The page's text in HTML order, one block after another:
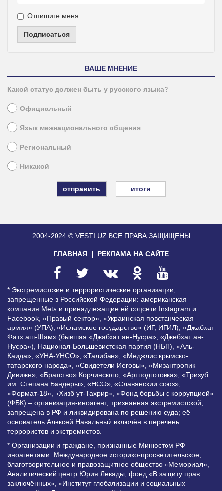
Отпишите меня
Подписаться
ВАШЕ МНЕНИЕ
Какой статус должен быть у русского языка?
Официальный
Язык межнационального общения
Региональный
Никакой
итоги
2004-2024 © VESTI.UZ ВСЕ ПРАВА ЗАЩИЩЕНЫ
ГЛАВНАЯ РЕКЛАМА НА САЙТЕ
* Экстремистские и террористические организации,
запрещенные в Российской Федерации: американская
компания Meta и принадлежащие ей соцсети Instagram и
Facebook, «Правый сектор», «Украинская повстанческая
армия» (УПА), «Исламское государство» (ИГ, ИГИЛ), «Джабхат
Фатх аш-Шам» (бывшая «Джабхат ан-Нусра», «Джебхат ан-
Нусра»), Национал-Большевистская партия (НБП), «Аль-
Каида», «УНА-УНСО», «Талибан», «Меджлис крымско-
татарского народа», «Свидетели Иеговы», «Мизантропик
Дивижн», «Братство» Корчинского, «Артподготовка», «Тризуб
им. Степана Бандеры», «НСО», «Славянский союз»,
«Формат-18», «Хизб ут-Тахрир», «Фонд борьбы с коррупцией»
(ФБК) – организация-иноагент, признанная экстремистской,
запрещена в РФ и ликвидирована по решению суда; её
основатель Алексей Навальный включён в перечень
террористов и экстремистов.
* Организации и граждане, признанные Минюстом РФ
иноагентами: Международное историко-просветительское,
благотворительное и правозащитное общество «Мемориал»,
Аналитический центр Юрия Левады, фонд «В защиту прав
заключённых», «Институт глобализации и социальных